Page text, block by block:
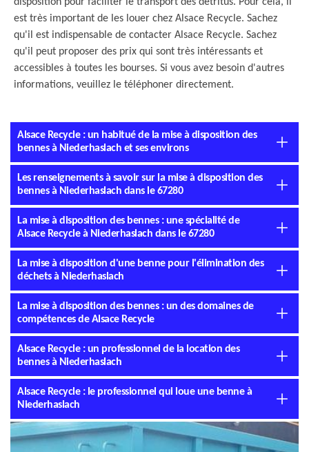
est très important de les louer chez Alsace Recycle. Sachez
qu'il est indispensable de contacter Alsace Recycle. Sachez
qu'il peut proposer des prix qui sont très intéressants et
accessibles à toutes les bourses. Si vous avez besoin d'autres
informations, veuillez le téléphoner directement.
Alsace Recycle : un habitué de la mise à disposition des
bennes à Niederhaslach et ses environs
Les renseignements à savoir sur la mise à disposition des
bennes à Niederhaslach dans le 67280
La mise à disposition des bennes : une spécialité de
Alsace Recycle à Niederhaslach dans le 67280
La mise à disposition d'une benne pour l'élimination des
déchets à Niederhaslach
La mise à disposition des bennes : un des domaines de
compétences de Alsace Recycle
Alsace Recycle : un professionnel de la location des
bennes à Niederhaslach
Alsace Recycle : le professionnel qui loue une benne à
Niederhaslach